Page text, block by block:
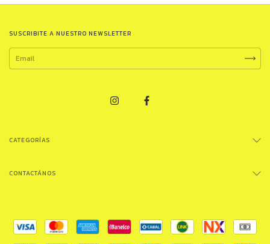
SUSCRIBITE A NUESTRO NEWSLETTER
CATEGORÍAS
CONTACTÁNOS